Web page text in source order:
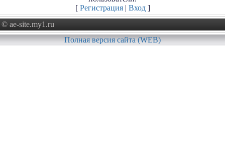
[ Регистрация| Вход]
© ae-site.my1.ru
Полная версия сайта (WEB)